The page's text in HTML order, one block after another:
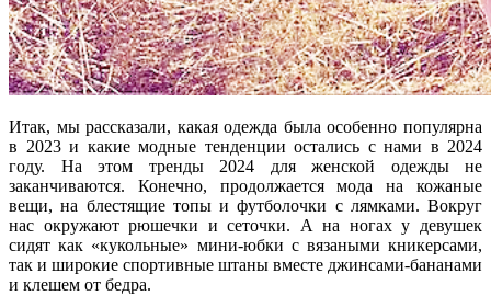
Итак, мы рассказали, какая одежда была особенно популярна
в 2023 и какие модные тенденции остались с нами в 2024
году. На этом тренды 2024 для женской одежды не
заканчиваются. Конечно, продолжается мода на кожаные
вещи, на блестящие топы и футболочки с лямками. Вокруг
нас окружают рюшечки и сеточки. А на ногах у девушек
сидят как «кукольные» мини-юбки с вязаными кникерсами,
так и широкие спортивные штаны вместе джинсами-бананами
и клешем от бедра.